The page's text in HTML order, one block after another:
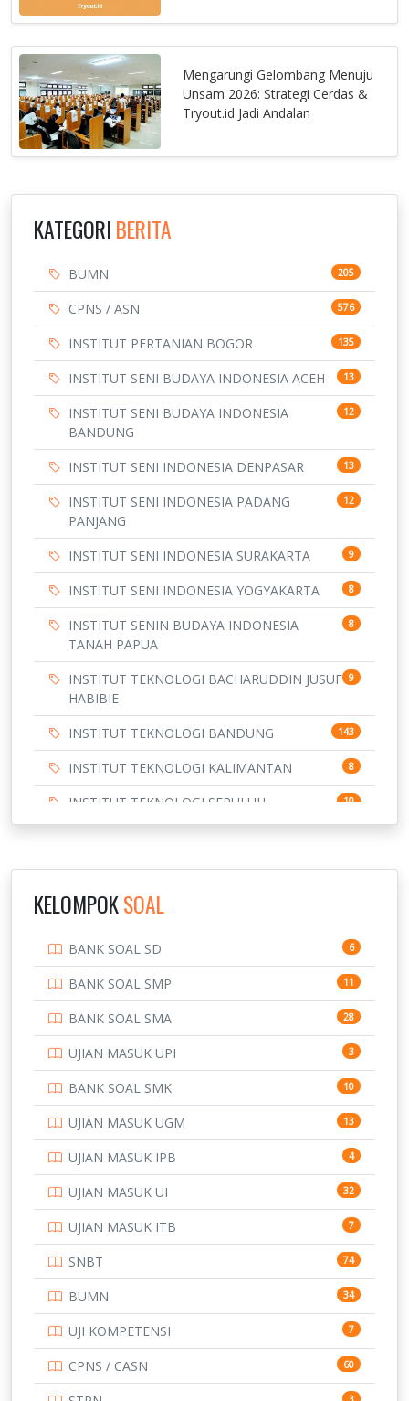
Mengarungi Gelombang Menuju
Unsam 2026: Strategi Cerdas &
Tryout.id Jadi Andalan
KATEGORI BERITA
BUMN 205
CPNS / ASN 576
INSTITUT PERTANIAN BOGOR 135
INSTITUT SENI BUDAYA INDONESIA ACEH 13
INSTITUT SENI BUDAYA INDONESIA
BANDUNG
12
INSTITUT SENI INDONESIA DENPASAR 13
INSTITUT SENI INDONESIA PADANG
PANJANG
12
INSTITUT SENI INDONESIA SURAKARTA 9
INSTITUT SENI INDONESIA YOGYAKARTA 8
INSTITUT SENIN BUDAYA INDONESIA
TANAH PAPUA
8
INSTITUT TEKNOLOGI BACHARUDDIN JUSUF
HABIBIE
9
INSTITUT TEKNOLOGI BANDUNG 143
INSTITUT TEKNOLOGI KALIMANTAN 8
INSTITUT TEKNOLOGI SEPULUH
NOVEMBER
10
3
169
7
PTDI STTD 4
133
SMA 146
SMK 231
SMP 134
STIP 2
153
345
UNIVERSITAS AIRLANGGA 15
16
KELOMPOKSOAL
BANK SOAL SD 6
BANK SOAL SMP 11
BANK SOAL SMA 28
UJIAN MASUK UPI 3
BANK SOAL SMK 10
UJIAN MASUK UGM 13
UJIAN MASUK IPB 4
UJIAN MASUK UI 32
UJIAN MASUK ITB 7
SNBT 74
BUMN 34
UJI KOMPETENSI 7
CPNS / CASN 60